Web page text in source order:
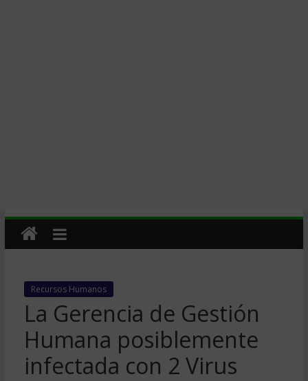
Recursos Humanos
La Gerencia de Gestión
Humana posiblemente
infectada con 2 Virus